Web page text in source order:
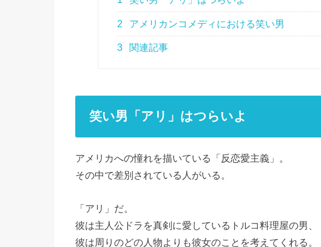
2 アメリカンコメディにおける笑い男
3 関連記事
笑い男「アリ」はつらいよ
アメリカへの憧れを描いている「反恋愛主義」。
その中で差別されている人がいる。
「アリ」だ。
彼は主人公ドラを真剣に愛しているトルコ料理屋の男、
彼は周りのどの人物よりも彼女のことを考えてくれる。